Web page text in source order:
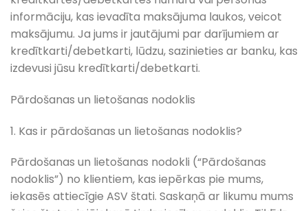
informāciju, kas ievadīta maksājuma laukos, veicot
maksājumu. Ja jums ir jautājumi par darījumiem ar
kredītkarti/debetkarti, lūdzu, sazinieties ar banku, kas
izdevusi jūsu kredītkarti/debetkarti.
Pārdošanas un lietošanas nodoklis
1. Kas ir pārdošanas un lietošanas nodoklis?
Pārdošanas un lietošanas nodokli (“Pārdošanas
nodoklis”) no klientiem, kas iepērkas pie mums,
iekasēs attiecīgie ASV štati. Saskaņā ar likumu mums